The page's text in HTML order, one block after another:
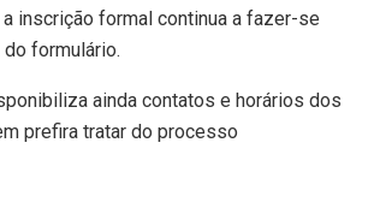
inscrição formal continua a fazer-se
formulário.
ainda contatos e horários dos
prefira tratar do processo